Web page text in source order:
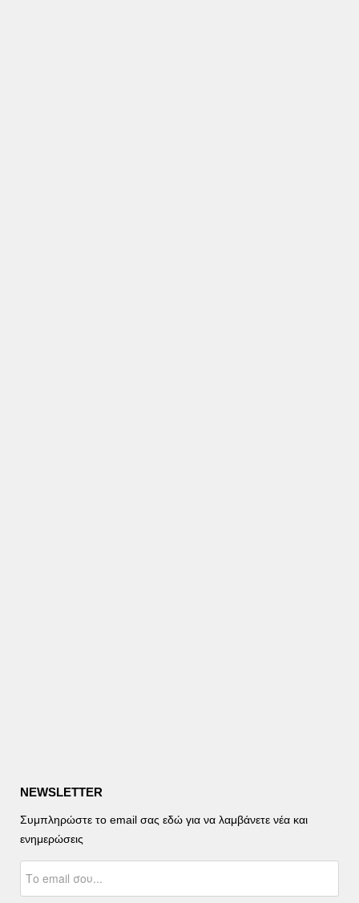
NEWSLETTER
Συμπληρώστε το email σας εδώ για να λαμβάνετε νέα και
ενημερώσεις